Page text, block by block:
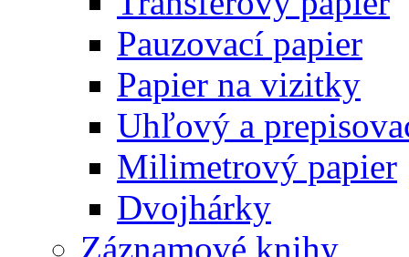
Pauzovací papier
Papier na vizitky
Uhľový a
Milimetrový papier
Dvojhárky
Záznamové knihy